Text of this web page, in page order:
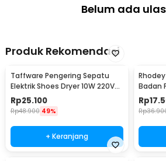
menambah tinggi badan tanpa harus
Rincian yang Anda dapatkan untuk
2 x JOCESTYLE Sol Sepatu Peninggi
2 x Peninggi
Belum ada
Produk Rekomendasi
Taffware Pengering Sepatu
Elektrik Shoes Dryer 10W 220V
EU Plug - TPS2
Rp25.100
Rp48.900 49%
+ Keranjang
Badan
Size -
Rp
Rp